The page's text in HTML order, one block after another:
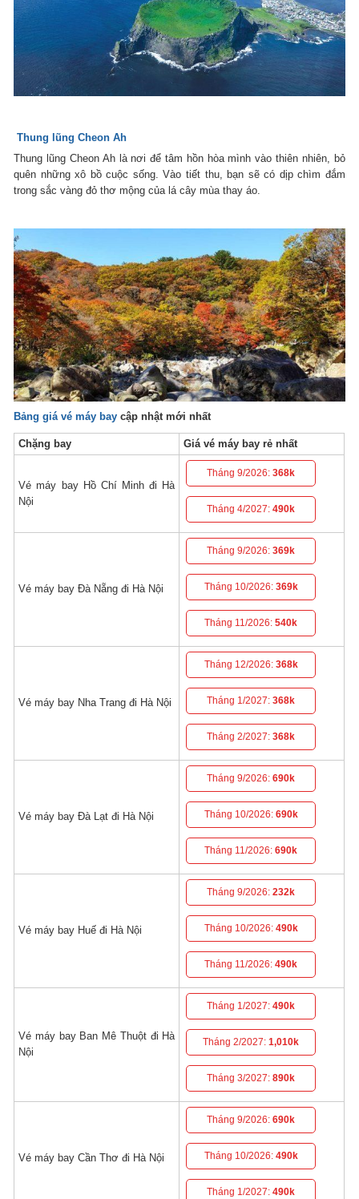
Thung lũng Cheon Ah
Thung lũng Cheon Ah là nơi để tâm hồn hòa mình vào thiên nhiên, bỏ
quên những xô bồ cuộc sống. Vào tiết thu, bạn sẽ có dịp chìm đắm
trong sắc vàng đỏ thơ mộng của lá cây mùa thay áo.
Bảng giá vé máy bay cập nhật mới nhất
Chặng bay Giá vé máy bay rẻ nhất
Vé máy bay Hồ Chí Minh đi Hà
Nội
Tháng 9/2026:368k
Tháng 4/2027:490k
Vé máy bay Đà Nẵng đi Hà Nội
Tháng 9/2026:369k
Tháng 10/2026: 369k
Tháng 11/2026:540k
Vé máy bay Nha Trang đi Hà Nội
Tháng 12/2026: 368k
Tháng 1/2027:368k
Tháng 2/2027:368k
Vé máy bay Đà Lạt đi Hà Nội
Tháng 9/2026:690k
Tháng 10/2026: 690k
Tháng 11/2026:690k
Vé máy bay Huế đi Hà Nội
Tháng 9/2026:232k
Tháng 10/2026: 490k
Tháng 11/2026:490k
Vé máy bay Ban Mê Thuột đi Hà
Nội
Tháng 1/2027:490k
Tháng 2/2027:1,010k
Tháng 3/2027:890k
Vé máy bay Cần Thơ đi Hà Nội
Tháng 9/2026:690k
Tháng 10/2026: 490k
Tháng 1/2027:490k